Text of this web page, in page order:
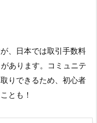
、日本では取引手数料
あります。コミュニテ
りできるため、初心者
とも！